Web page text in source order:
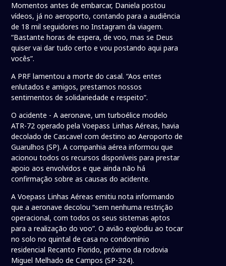
Momentos antes de embarcar, Daniela postou
vídeos, já no aeroporto, contando para a audiência
de 18 mil seguidores no Instagram da viagem.
“Bastante horas de espera, de voo, mas se Deus
quiser vai dar tudo certo e vou postando aqui para
vocês”.
A PRF lamentou a morte do casal. “Aos entes
enlutados e amigos, prestamos nossos
sentimentos de solidariedade e respeito”.
O acidente - A aeronave, um turboélice modelo
ATR-72 operado pela Voepass Linhas Aéreas, havia
decolado de Cascavel com destino ao Aeroporto de
Guarulhos (SP). A companhia aérea informou que
acionou todos os recursos disponíveis para prestar
apoio aos envolvidos e que ainda não há
confirmação sobre as causas do acidente.
A Voepass Linhas Aéreas emitiu nota informando
que a aeronave decolou “sem nenhuma restrição
operacional, com todos os seus sistemas aptos
para a realização do voo”. O avião explodiu ao tocar
no solo no quintal de casa no condomínio
residencial Recanto Florido, próximo da rodovia
Miguel Melhado de Campos (SP-324).